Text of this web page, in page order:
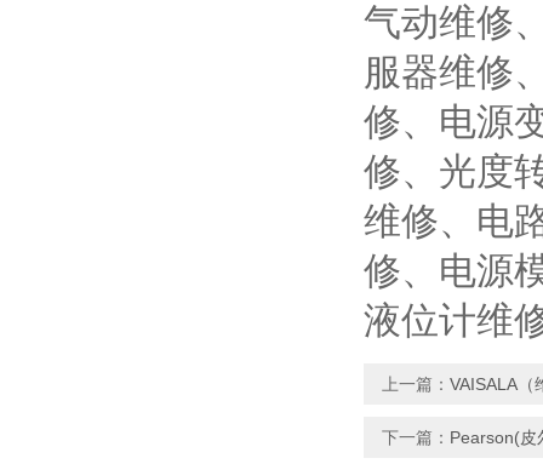
气动维修
服器维修
修、电源
修、光度
维修、电
修、电源
液位计维
上一篇： VAISALA（
下一篇： Pearson(皮